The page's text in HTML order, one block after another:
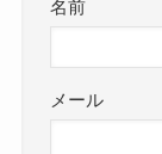
名前
メール